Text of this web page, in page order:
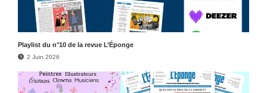
Play­list du n°10 de la revue L’Éponge
2 Juin 2026